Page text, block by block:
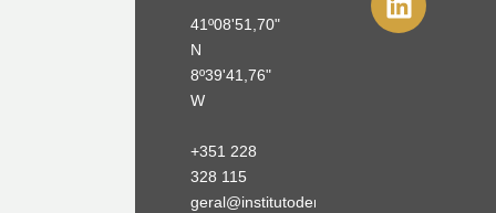
41º08'51,70"
N
8º39'41,76"
W
+351 228
328 115
geral@institutodemobilidade.org